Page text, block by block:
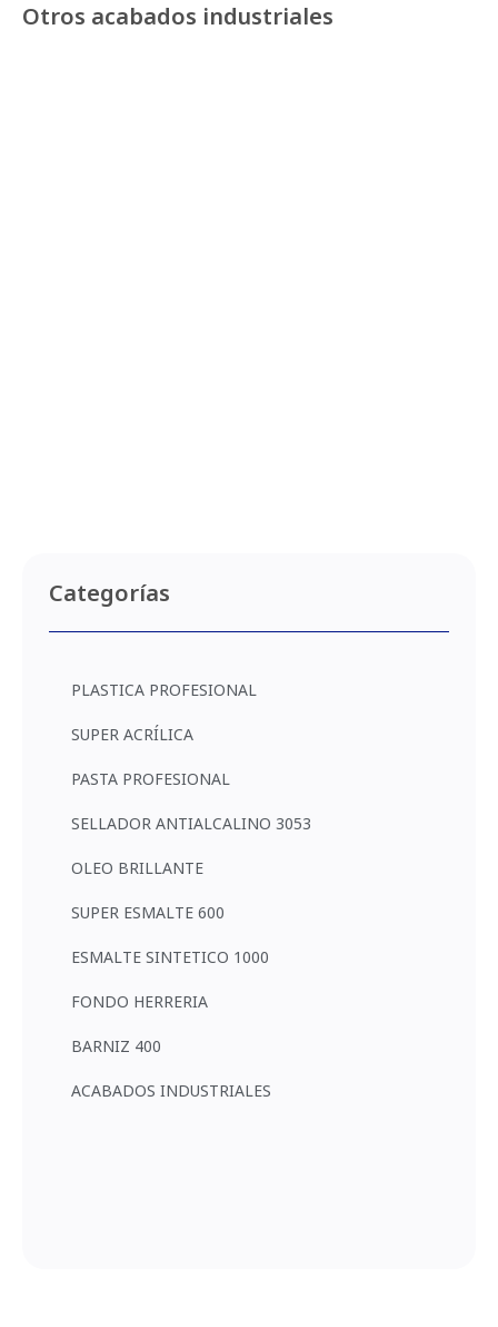
Categorías
PLASTICA PROFESIONAL
SUPER ACRÍLICA
PASTA PROFESIONAL
SELLADOR ANTIALCALINO 3053
OLEO BRILLANTE
SUPER ESMALTE 600
ESMALTE SINTETICO 1000
FONDO HERRERIA
BARNIZ 400
ACABADOS INDUSTRIALES
Otros acabados industriales
ANTICORROSIVO